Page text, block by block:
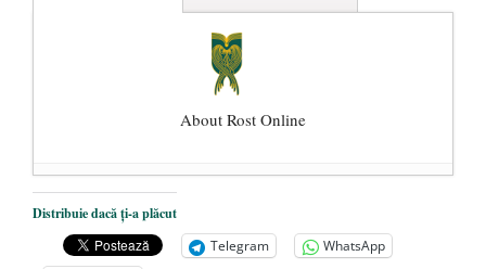
About Rost Online
Dezvăluiri cutremurătoare despre
președintele Ucrainei, Volodymyr
Zelensky
- 13 mai 2026
Distribuie dacă ți-a plăcut
Telegram
WhatsApp